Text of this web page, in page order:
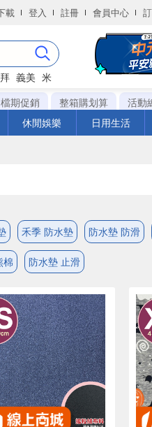
載 登入 註冊 會員中心
義美 米
檔期促銷 整箱購划算 活動
休閒娛樂 日用生活
禾季 防水墊 防水墊 防滑
棉 防水墊 止滑